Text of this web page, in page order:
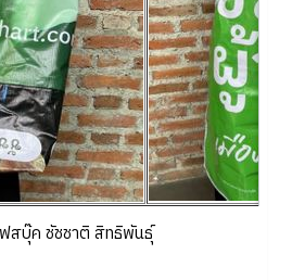
สบุ๊ค ชัชชาติ สิทธิพันธุ์